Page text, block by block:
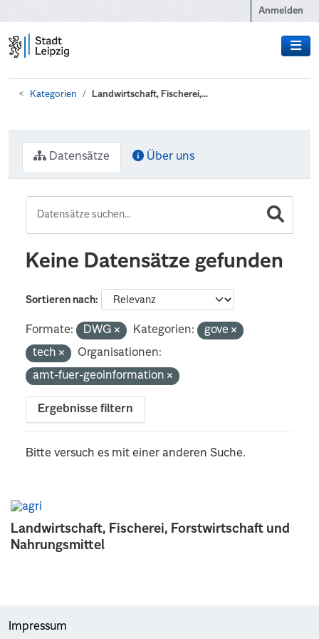
Anmelden
Kategorien Landwirtschaft, Fischerei,...
Landwirtschaft, Fischerei, Forstwirtschaft und
Nahrungsmittel
Datensätze Über uns
Keine Datensätze gefunden
Sortieren nach
Formate: DWG Kategorien:
gove
tech
Organisationen:
amt-fuer-geoinformation
Ergebnisse filtern
Bitte versuch es mit einer anderen Suche.
Impressum